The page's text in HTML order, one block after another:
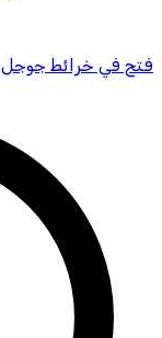
فتح في خرائط جوجل